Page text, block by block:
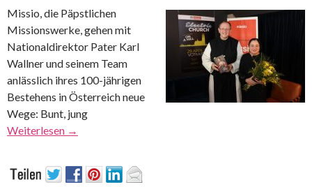
Missio, die Päpstlichen
Missionswerke, gehen mit
Nationaldirektor Pater Karl
Wallner und seinem Team
anlässlich ihres 100-jährigen
Bestehens in Österreich neue
Wege: Bunt, jung
Weiterlesen →